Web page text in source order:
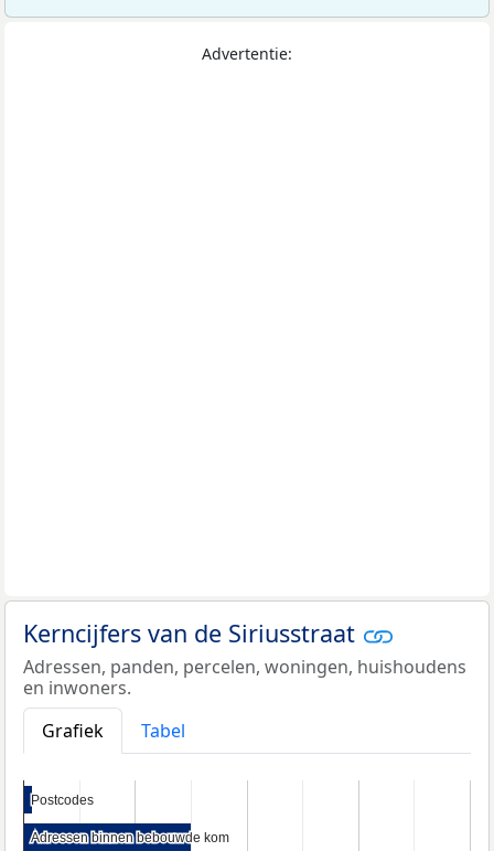
Advertentie:
Kerncijfers van de Siriusstraat
Adressen, panden, percelen, woningen, huishoudens
en inwoners.
Grafiek
Tabel
Postcodes
Postcodes
Adressen binnen bebouwde kom
Adressen binnen bebouwde kom